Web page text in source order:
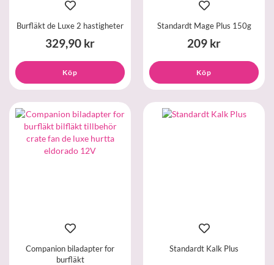
Burfläkt de Luxe 2 hastigheter
329,90 kr
Köp
Standardt Mage Plus 150g
209 kr
Köp
Companion biladapter for
burfläkt
Standardt Kalk Plus